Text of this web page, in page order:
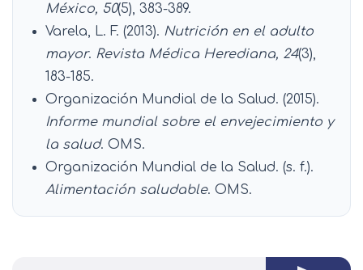
México, 50(5), 383-389.
Varela, L. F. (2013). Nutrición en el adulto
mayor. Revista Médica Herediana, 24(3),
183-185.
Organización Mundial de la Salud. (2015).
Informe mundial sobre el envejecimiento y
la salud. OMS.
Organización Mundial de la Salud. (s. f.).
Alimentación saludable. OMS.